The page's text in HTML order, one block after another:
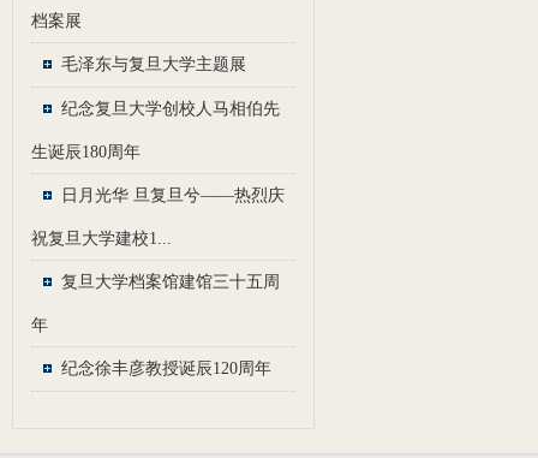
档案展
毛泽东与复旦大学主题展
纪念复旦大学创校人马相伯先
生诞辰180周年
日月光华 旦复旦兮——热烈庆
祝复旦大学建校1...
复旦大学档案馆建馆三十五周
年
纪念徐丰彦教授诞辰120周年